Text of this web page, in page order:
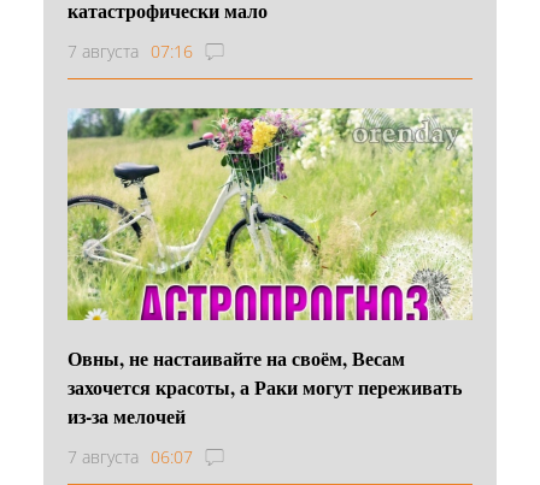
катастрофически мало
7 августа 07:16
Овны, не настаивайте на своём, Весам
захочется красоты, а Раки могут переживать
из-за мелочей
7 августа 06:07